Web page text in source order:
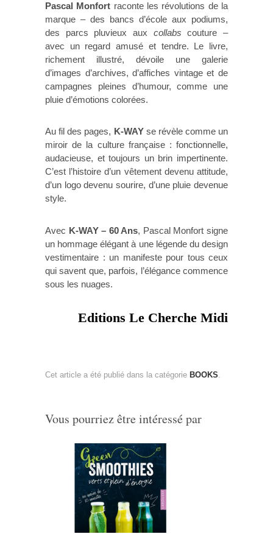
Pascal Monfort raconte les révolutions de la
marque – des bancs d’école aux podiums,
des parcs pluvieux aux collabs couture –
avec un regard amusé et tendre. Le livre,
richement illustré, dévoile une galerie
d’images d’archives, d’affiches vintage et de
campagnes pleines d’humour, comme une
pluie d’émotions colorées.
Au fil des pages, K-WAYse révèle comme un
miroir de la culture française : fonctionnelle,
audacieuse, et toujours un brin impertinente.
C’est l’histoire d’un vêtement devenu attitude,
d’un logo devenu sourire, d’une pluie devenue
style.
Avec K-WAY – 60 Ans, Pascal Monfort signe
un hommage élégant à une légende du design
vestimentaire : un manifeste pour tous ceux
qui savent que, parfois, l’élégance commence
sous les nuages.
Editions Le Cherche Midi
Cet article a été publié dans la catégorie BOOKS
Vous pourriez être intéressé par